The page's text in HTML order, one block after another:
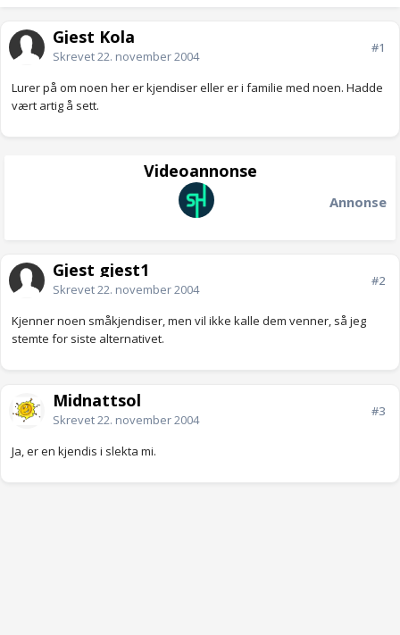
Gjest Kola
Skrevet22. november 2004
#1
Lurer på om noen her er kjendiser eller er i familie med noen. Hadde
vært artig å sett.
Videoannonse
Annonse
Gjest gjest1
Skrevet22. november 2004
#2
Kjenner noen småkjendiser, men vil ikke kalle dem venner, så jeg
stemte for siste alternativet.
Midnattsol
Skrevet22. november 2004
#3
Ja, er en kjendis i slekta mi.